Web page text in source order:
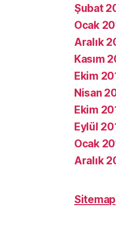
Şubat
Ocak
Aralık
Kasım
Ekim
Nisan
Ekim
Eylül
Ocak
Aralık
Sitemap